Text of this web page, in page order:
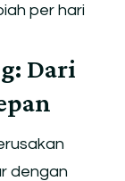
per hari
Dari
dengan